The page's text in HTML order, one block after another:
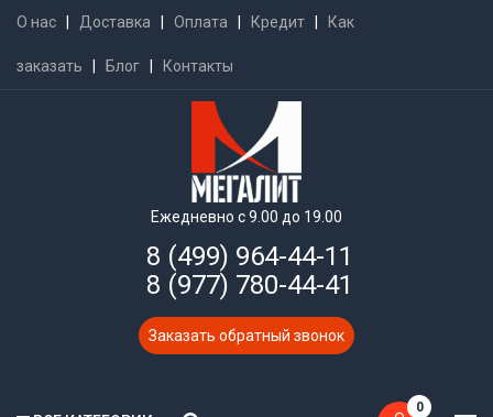
О нас Доставка Оплата Кредит Как
заказать Блог Контакты
Ежедневно с 9.00 до 19.00
8 (499) 964-44-11
8 (977) 780-44-41
Заказать обратный звонок
0